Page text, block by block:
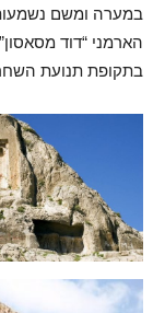
במערה ומשם
בתקופת תנועת